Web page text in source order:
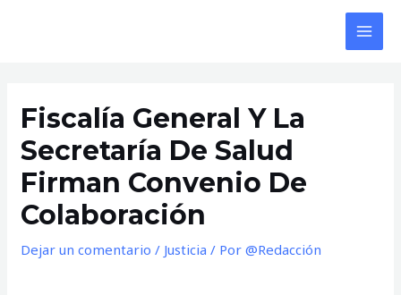
Fiscalía General Y La
Secretaría De Salud
Firman Convenio De
Colaboración
Dejar un comentario / Justicia / Por@Redacción